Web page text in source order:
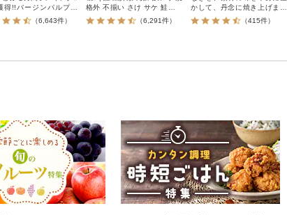
得!!バージンパルプ配
らかく使い心地の良さ
（6,643件）
格外 不揃い さけ サケ 鮭切身
シャケ 切り身 冷凍 家庭用 お
（6,291件）
かして、丹念に焼き上げまし
た。タレにもこだわり、八千
ただけます。
（415件）